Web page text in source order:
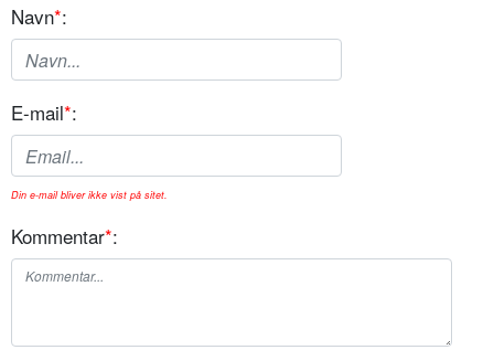
Navn*:
E-mail*:
Din e-mail bliver ikke vist på sitet.
Kommentar*: